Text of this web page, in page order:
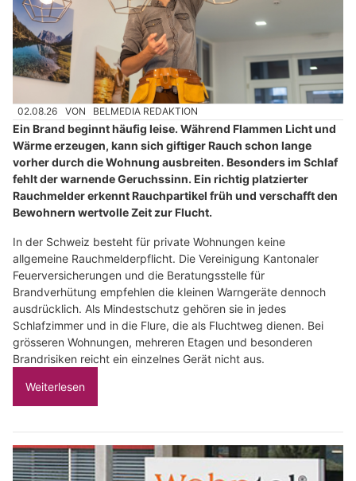
02.08.26 VON BELMEDIA REDAKTION
Ein Brand beginnt häufig leise. Während Flammen Licht und
Wärme erzeugen, kann sich giftiger Rauch schon lange
vorher durch die Wohnung ausbreiten. Besonders im Schlaf
fehlt der warnende Geruchssinn. Ein richtig platzierter
Rauchmelder erkennt Rauchpartikel früh und verschafft den
Bewohnern wertvolle Zeit zur Flucht.
In der Schweiz besteht für private Wohnungen keine
allgemeine Rauchmelderpflicht. Die Vereinigung Kantonaler
Feuerversicherungen und die Beratungsstelle für
Brandverhütung empfehlen die kleinen Warngeräte dennoch
ausdrücklich. Als Mindestschutz gehören sie in jedes
Schlafzimmer und in die Flure, die als Fluchtweg dienen. Bei
grösseren Wohnungen, mehreren Etagen und besonderen
Brandrisiken reicht ein einzelnes Gerät nicht aus.
Weiterlesen